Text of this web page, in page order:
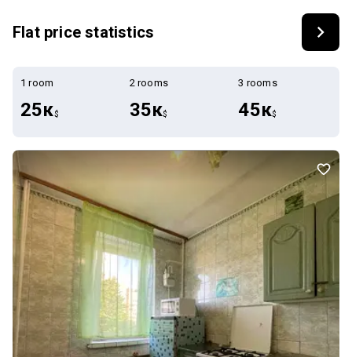
Flat price statistics
1 room
25к$
2 rooms
35к$
3 rooms
45к$